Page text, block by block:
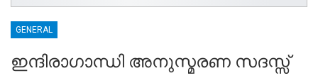
GENERAL
ഇന്ദിരാഗാന്ധി അനുസ്മരണ സദസ്സ്